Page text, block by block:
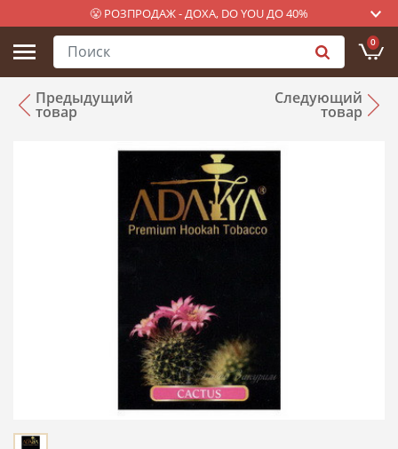
😤 РОЗПРОДАЖ - ДОХА, DO YOU ДО 40%
0
Предыдущий
товар
Следующий
товар